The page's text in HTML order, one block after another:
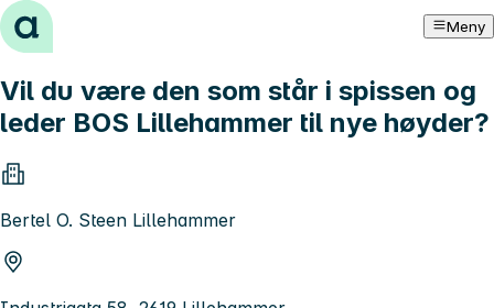
Hopp til innhold Meny
Vil du være den som står i spissen og
leder BOS Lillehammer til nye høyder?
Bertel O. Steen Lillehammer